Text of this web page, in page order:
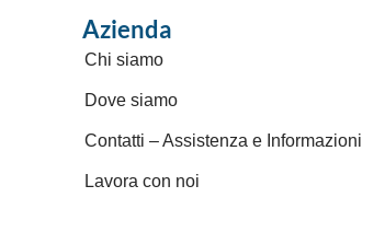
Azienda
Chi siamo
Dove siamo
Contatti – Assistenza e Informazioni
Lavora con noi